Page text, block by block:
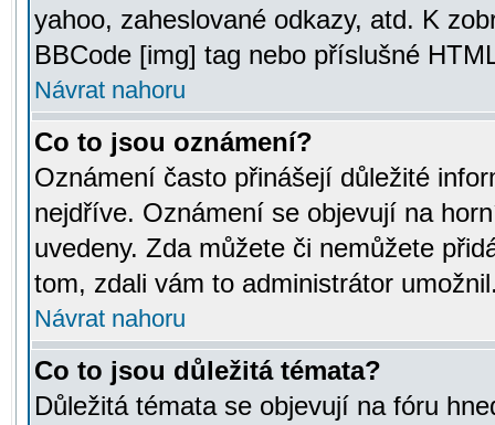
yahoo, zaheslované odkazy, atd. K
BBCode [img] tag nebo příslušné
Návrat nahoru
Co to jsou oznámení?
Oznámení často přinášejí důležité
nejdříve. Oznámení se objevují na
uvedeny. Zda můžete či nemůžete
tom, zdali vám to administrátor
Návrat nahoru
Co to jsou důležitá témata?
Důležitá témata se objevují na fóru